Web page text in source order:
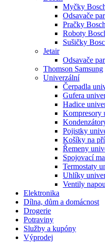
Myčky
Odsavače
Pračky Bosch
Roboty
Sušičky
Jetair
Odsavače
Thomson Samsung
Univerzální
Čerpadla
Gufera
Hadice
Kompresory
Pojistky
Košíky na
Řemeny
Spojovací
Termostaty
Uhlíky
Ventily
Elektronika
Dílna, dům a domácnost
Drogerie
Potraviny
Služby a kupóny
Výprodej